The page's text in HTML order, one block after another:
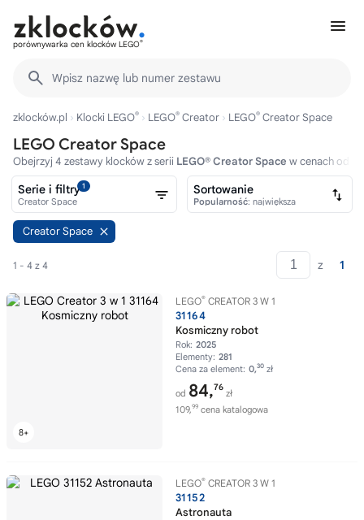
porównywarka cen klocków LEGO®
Wpisz nazwę lub numer zestawu
zklocków.pl Klocki LEGO® LEGO® Creator LEGO® Creator Space
LEGO Creator Space
Obejrzyj 4 zestawy klocków z serii LEGO® Creator Space w cenach od
Creator Space
1 - 4 z 4 z 1
LEGO® CREATOR 3 W 1
31164
Kosmiczny robot
Rok: 2025
Elementy: 281
Cena za element: 0,30 zł
od 84,76
zł
109,99 cena katalogowa
LEGO® CREATOR 3 W 1
31152
Astronauta
Serie i filtry1
Creator Space
Sortowanie
Popularność: największa